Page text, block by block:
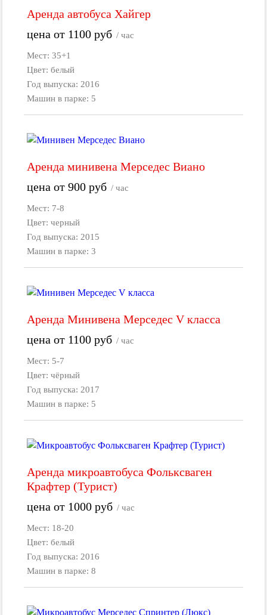
Аренда автобуса Хайгер
цена от 1100руб / час
Мест: 35+1
Цвет: белый
Год выпуска: 2016
Машин в парке: 5
Аренда минивена Мерседес Виано
цена от 900руб / час
Мест: 7-8
Цвет: черный
Год выпуска: 2015
Машин в парке: 3
Аренда Минивена Мерседес V класса
цена от 1100руб / час
Мест: 5-7
Цвет: чёрный
Год выпуска: 2017
Машин в парке: 5
Аренда микроавтобуса Фольксваген
Крафтер (Турист)
цена от 1000руб / час
Мест: 18-20
Цвет: белый
Год выпуска: 2016
Машин в парке: 8